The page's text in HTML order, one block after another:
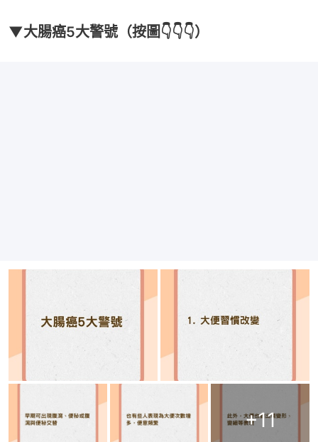
▼大腸癌5大警號（按圖👇👇👇）
+11